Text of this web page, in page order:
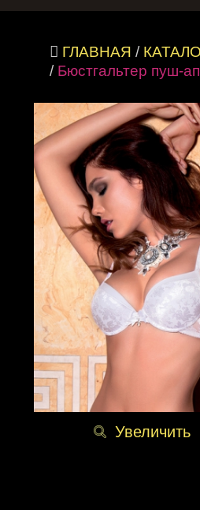
ГЛАВНАЯ /
/ Бюстгальтер пуш-
Увеличить